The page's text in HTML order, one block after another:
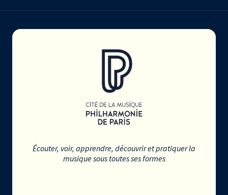
Écouter, voir, apprendre, découvrir et pratiquer la
musique sous toutes ses formes